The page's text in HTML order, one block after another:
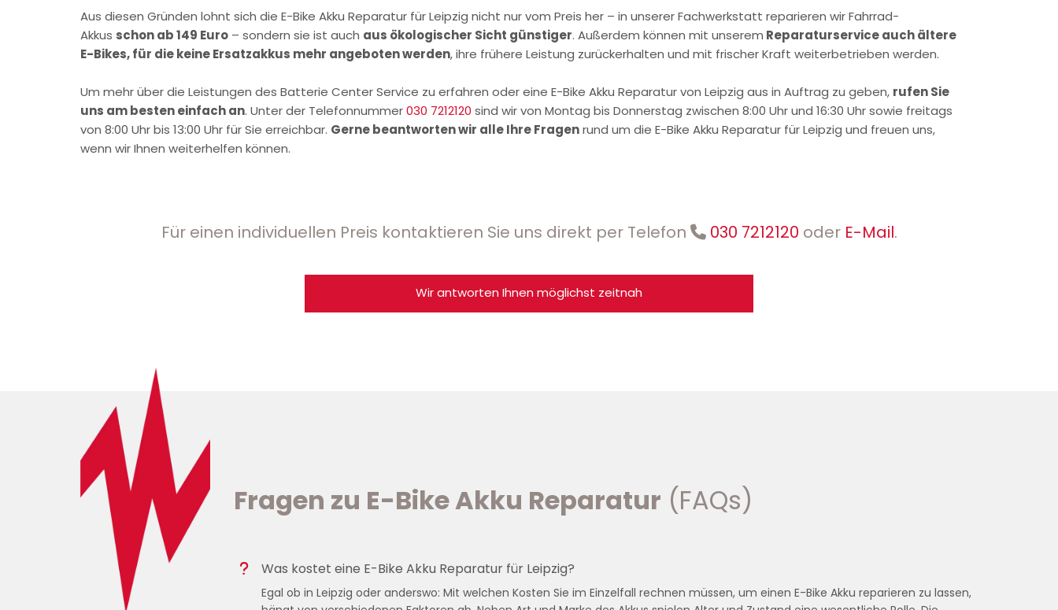
Aus diesen Gründen lohnt sich die E-Bike Akku Reparatur für Leipzig nicht nur vom Preis her – in unserer Fachwerkstatt reparieren wir Fahrrad-
Akkus schon ab 149 Euro – sondern sie ist auch aus ökologischer Sicht günstiger. Außerdem können mit unserem Reparaturservice auch ältere
E-Bikes, für die keine Ersatzakkus mehr angeboten werden, ihre frühere Leistung zurückerhalten und mit frischer Kraft weiterbetrieben werden.
Um mehr über die Leistungen des Batterie Center Service zu erfahren oder eine E-Bike Akku Reparatur von Leipzig aus in Auftrag zu geben, rufen Sie
uns am besten einfach an. Unter der Telefonnummer030 7212120 sind wir von Montag bis Donnerstag zwischen 8:00 Uhr und 16:30 Uhr sowie freitags
von 8:00 Uhr bis 13:00 Uhr für Sie erreichbar. Gerne beantworten wir alle Ihre Fragenrund um die E-Bike Akku Reparatur für Leipzig und freuen uns,
wenn wir Ihnen weiterhelfen können.
Für einen individuellen Preis kontaktieren Sie uns direkt per Telefon  030 7212120 oder E-Mail.
Wir antworten Ihnen möglichst zeitnah
Fragen zu E-Bike Akku Reparatur (FAQs)
Was kostet eine E-Bike Akku Reparatur für Leipzig?
Egal ob in Leipzig oder anderswo: Mit welchen Kosten Sie im Einzelfall rechnen müssen, um einen E-Bike Akku reparieren zu lassen,